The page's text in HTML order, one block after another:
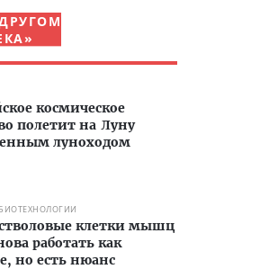
космическое
полетит на Луну
луноходом
клетки мышц
работать как
но есть нюанс